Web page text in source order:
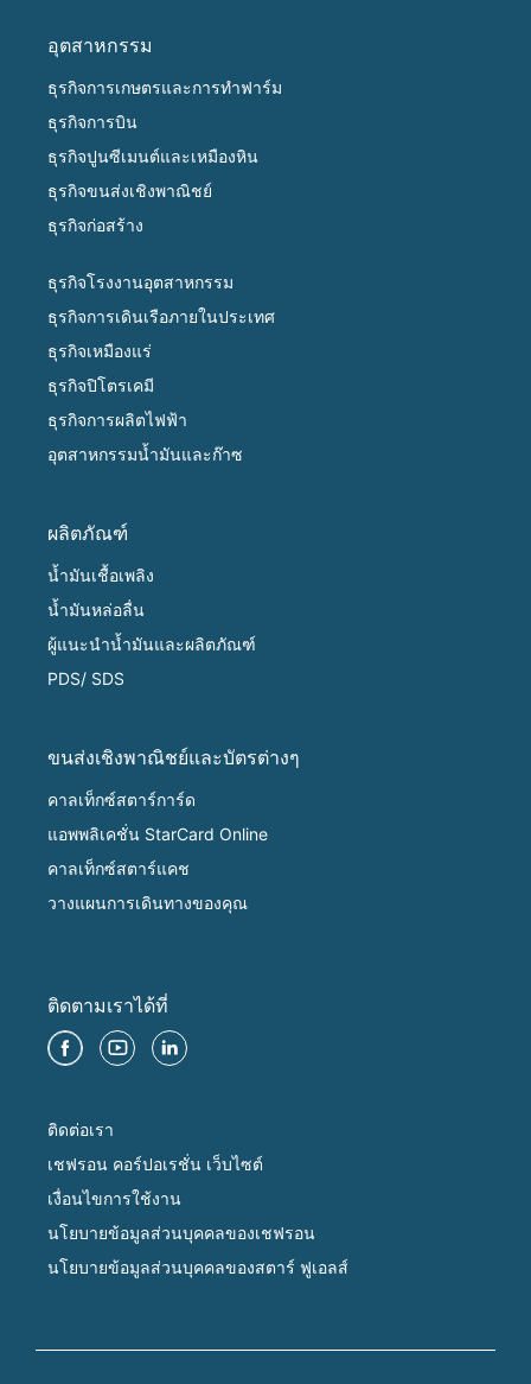
อุตสาหกรรม
ธุรกิจการเกษตรและการทำฟาร์ม
ธุรกิจการบิน
ธุรกิจปูนซีเมนต์และเหมืองหิน
ธุรกิจขนส่งเชิงพาณิชย์
ธุรกิจก่อสร้าง
ธุรกิจโรงงานอุตสาหกรรม
ธุรกิจการเดินเรือภายในประเทศ
ธุรกิจเหมืองแร่
ธุรกิจปิโตรเคมี
ธุรกิจการผลิตไฟฟ้า
อุตสาหกรรมน้ำมันและก๊าซ
ผลิตภัณฑ์
น้ำมันเชื้อเพลิง
น้ำมันหล่อลื่น
ผู้แนะนำน้ำมันและผลิตภัณฑ์
PDS/ SDS
ขนส่งเชิงพาณิชย์และบัตรต่างๆ
คาลเท็กซ์สตาร์การ์ด
แอพพลิเคชั่น StarCard Online
คาลเท็กซ์สตาร์แคช
วางแผนการเดินทางของคุณ
ติดตามเราได้ที่
ติดต่อเรา
เชฟรอน คอร์ปอเรชั่น เว็บไซต์
เงื่อนไขการใช้งาน
นโยบายข้อมูลส่วนบุคคลของเชฟรอน
นโยบายข้อมูลส่วนบุคคลของสตาร์ ฟูเอลส์